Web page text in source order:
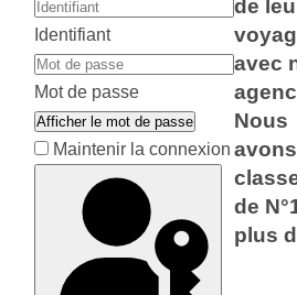
Identifiant
Mot de passe
Afficher le mot de passe
Maintenir la connexion
de
avec
Nous
de
plus